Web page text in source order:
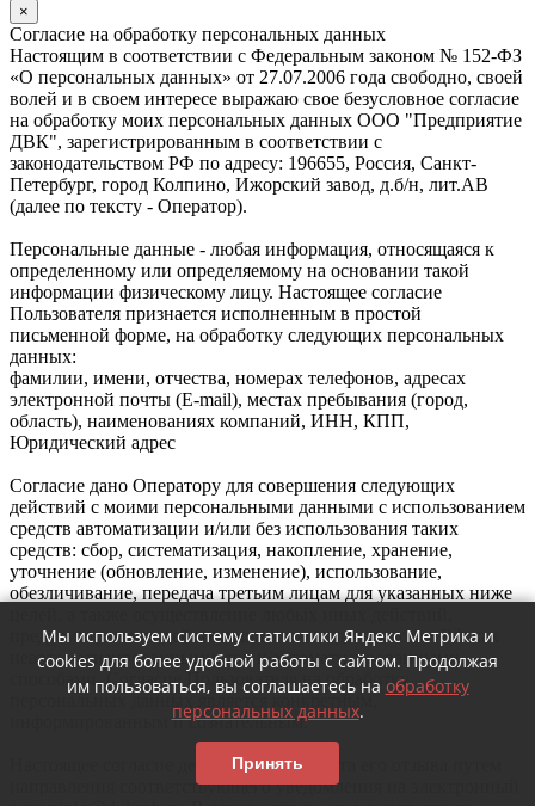
×
Согласие на обработку персональных данных
Настоящим в соответствии с Федеральным законом № 152-ФЗ
«О персональных данных» от 27.07.2006 года свободно, своей
волей и в своем интересе выражаю свое безусловное согласие
на обработку моих персональных данных ООО "Предприятие
ДВК", зарегистрированным в соответствии с
законодательством РФ по адресу: 196655, Россия, Санкт-
Петербург, город Колпино, Ижорский завод, д.б/н, лит.АВ
(далее по тексту - Оператор).
Персональные данные - любая информация, относящаяся к
определенному или определяемому на основании такой
информации физическому лицу. Настоящее согласие
Пользователя признается исполненным в простой
письменной форме, на обработку следующих персональных
данных:
фамилии, имени, отчества, номерах телефонов, адресах
электронной почты (E-mail), местах пребывания (город,
область), наименованиях компаний, ИНН, КПП,
Юридический адрес
Согласие дано Оператору для совершения следующих
действий с моими персональными данными с использованием
средств автоматизации и/или без использования таких
средств: сбор, систематизация, накопление, хранение,
уточнение (обновление, изменение), использование,
обезличивание, передача третьим лицам для указанных ниже
предусмотренных действующим законодательством РФ как
неавтоматизированными, так и автоматизированными
способами. Согласие Пользователя на обработку
персональных данных является конкретным,
информированным и сознательным.
Настоящее согласие действует до момента его отзыва путем
направления соответствующего уведомления на электронный
Мы используем систему статистики Яндекс Метрика и
cookies для более удобной работы с сайтом. Продолжая
им пользоваться, вы соглашаетесь на обработку
персональных данных.
Принять